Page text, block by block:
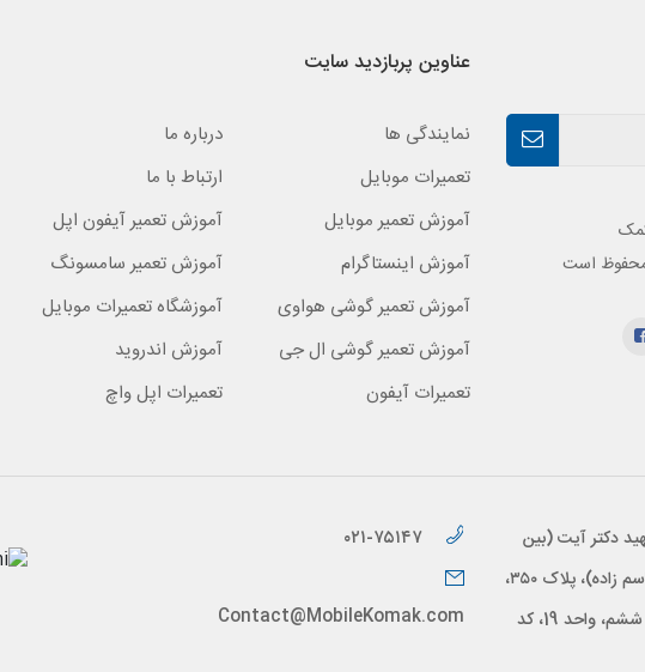
محفوظ است
عناوین پربازدید سایت
نمایندگی ها درباره ما
تعمیرات موبایل
ارتباط با ما
آموزش تعمیر موبایل
آموزش تعمیر آیفون اپل
آموزش اینستاگرام
آموزش تعمیر سامسونگ
آموزش تعمیر گوشی هواوی
آموزشگاه تعمیرات موبایل
آموزش تعمیر گوشی ال جی
آموزش اندروید
تعمیرات آیفون
تعمیرات اپل واچ
دکتر آیت (بین
خیابان براتی و خیابان قاسم زاده)، پلاک ۳۵۰،
ساختمان اسپیدار، طبقه ششم، واحد 19، کد
۰۲۱-۷۵۱۴۷
Contact@MobileKomak.com